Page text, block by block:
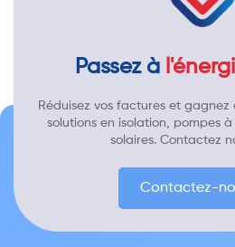
Passez à
Réduisez vos factures et
solutions en isolation, pompes
solaires. Contactez
Contactez-